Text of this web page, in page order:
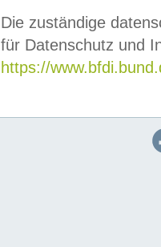
Die zuständige
für Datenschutz und
https://